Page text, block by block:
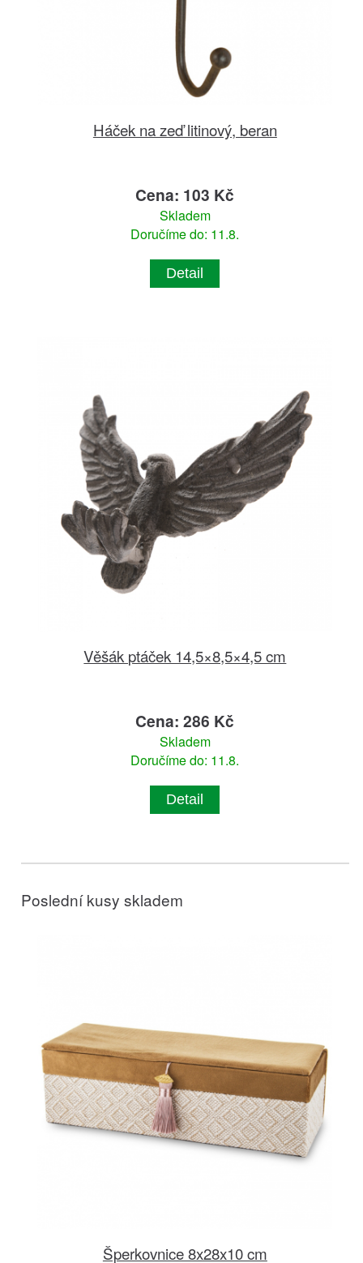
Háček na zeď litinový, beran
Cena: 103 Kč
Skladem
Doručíme do: 11.8.
Detail
Věšák ptáček 14,5×8,5×4,5 cm
Cena: 286 Kč
Skladem
Doručíme do: 11.8.
Detail
Poslední kusy skladem
Šperkovnice 8x28x10 cm